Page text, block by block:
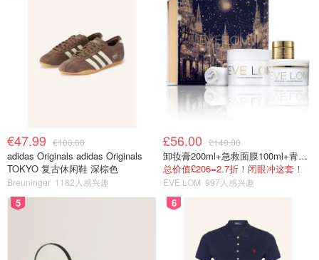
€47.99 €100.00
adidas Originals adidas Originals
TOKYO 复古休闲鞋 深棕色
Breuninger 1182人感兴趣
£56.00 £140.00
卸妆膏200ml+急救面膜100ml+青春面霜15ml
总价值£206=2.7折！闭眼冲这套！
EVE LOM 997人感兴趣
5 6